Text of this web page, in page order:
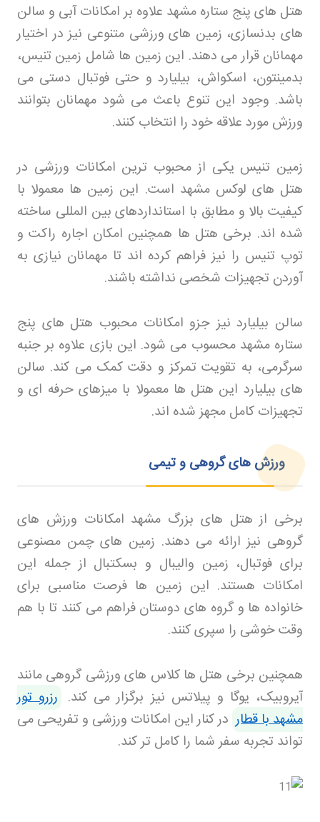
هتل های پنج ستاره مشهد علاوه بر امکانات آبی و سالن
های بدنسازی، زمین های ورزشی متنوعی نیز در اختیار
مهمانان قرار می دهند. این زمین ها شامل زمین تنیس،
بدمینتون، اسکواش، بیلیارد و حتی فوتبال دستی می
باشد. وجود این تنوع باعث می شود مهمانان بتوانند
ورزش مورد علاقه خود را انتخاب کنند.
زمین تنیس یکی از محبوب ترین امکانات ورزشی در
هتل های لوکس مشهد است. این زمین ها معمولا با
کیفیت بالا و مطابق با استانداردهای بین المللی ساخته
شده اند. برخی هتل ها همچنین امکان اجاره راکت و
توپ تنیس را نیز فراهم کرده اند تا مهمانان نیازی به
آوردن تجهیزات شخصی نداشته باشند.
سالن بیلیارد نیز جزو امکانات محبوب هتل های پنج
ستاره مشهد محسوب می شود. این بازی علاوه بر جنبه
سرگرمی، به تقویت تمرکز و دقت کمک می کند. سالن
های بیلیارد این هتل ها معمولا با میزهای حرفه ای و
تجهیزات کامل مجهز شده اند.
ورزش های گروهی و تیمی
برخی از هتل های بزرگ مشهد امکانات ورزش های
گروهی نیز ارائه می دهند. زمین های چمن مصنوعی
برای فوتبال، زمین والیبال و بسکتبال از جمله این
امکانات هستند. این زمین ها فرصت مناسبی برای
خانواده ها و گروه های دوستان فراهم می کنند تا با هم
وقت خوشی را سپری کنند.
همچنین برخی هتل ها کلاس های ورزشی گروهی مانند
آیروبیک، یوگا و پیلاتس نیز برگزار می کند. رزرو تور
مشهد با قطار در کنار این امکانات ورزشی و تفریحی می
تواند تجربه سفر شما را کامل تر کند.